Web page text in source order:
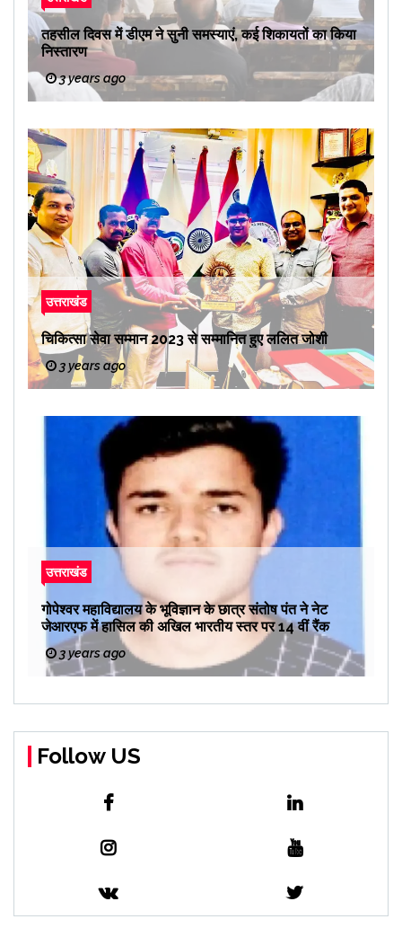
तहसील दिवस में डीएम ने सुनी समस्याएं, कई शिकायतों का किया
निस्तारण
3 years ago
उत्तराखंड
चिकित्सा सेवा सम्मान 2023 से सम्मानित हुए ललित जोशी
3 years ago
उत्तराखंड
गोपेश्वर महाविद्यालय के भूविज्ञान के छात्र संतोष पंत ने नेट
जेआरएफ में हासिल की अखिल भारतीय स्तर पर 14 वीं रैंक
3 years ago
Follow US